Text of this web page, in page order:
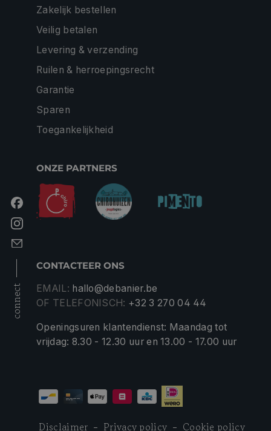
connect
Zakelijk bestellen
Veilig betalen
Levering & verzending
Ruilen & herroepingsrecht
Garantie
Sparen
Toegankelijkheid
ONZE PARTNERS
CONTACTEER ONS
EMAIL: hallo@debanier.be
OF TELEFONISCH: +32 3 270 04 44
Openingsuren klantendienst: Maandag tot
vrijdag: 8.30 - 12.30 uur en 13.00 - 17.00 uur
Disclaimer Privacy policy Cookie policy